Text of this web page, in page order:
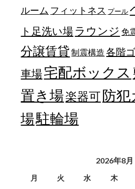
ルーム フィットネス プール
ト足洗い場 ラウンジ 免
分譲賃貸 制震構造 各階
車場宅配ボックス
置き場楽器可防犯
場駐輪場
2026年8月
月 火 水 木